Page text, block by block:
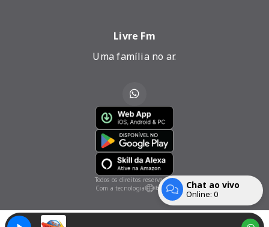
Livre Fm
Uma família no ar.
Todos os direitos reservados.
Com a tecnologia
Chat ao vivo
Online: 0
Entrar